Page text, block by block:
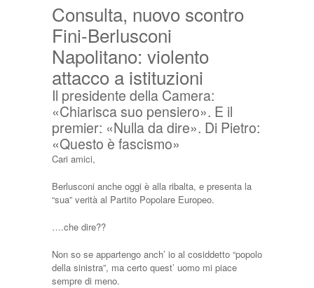
Consulta, nuovo scontro
Fini-Berlusconi
Napolitano: violento
attacco a istituzioni
Il presidente della Camera:
«Chiarisca suo pensiero». E il
premier: «Nulla da dire». Di Pietro:
«Questo è fascismo»
Cari amici,
Berlusconi anche oggi è alla ribalta, e presenta la
“sua” verità al Partito Popolare Europeo.
….che dire??
Non so se appartengo anch’ io al cosiddetto “popolo
della sinistra”, ma certo quest’ uomo mi piace
sempre di meno.